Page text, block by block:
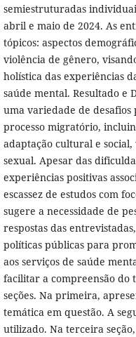
semiestruturadas
abril e maio de 2024. As
tópicos: aspectos
violência de gênero,
holística das experiências
saúde mental. Resultado e
uma variedade de
processo migratório,
adaptação cultural e
sexual. Apesar das
experiências positivas
escassez de estudos com
sugere a necessidade de
respostas das
políticas públicas para
aos serviços de saúde
facilitar a compreensão
seções. Na primeira,
temática em questão. A
utilizado. Na terceira